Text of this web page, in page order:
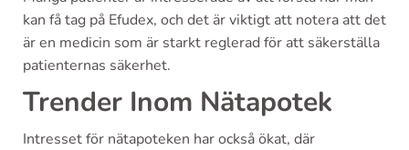
kan få tag på Efudex, och det är viktigt att notera att det
är en medicin som är starkt reglerad för att säkerställa
patienternas säkerhet.
Trender Inom Nätapotek
Intresset för nätapoteken har också ökat, där